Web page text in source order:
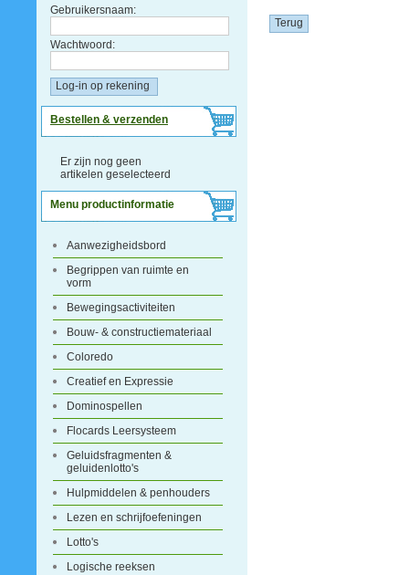
Gebruikersnaam:
Wachtwoord:
Bestellen & verzenden
Er zijn nog geen
artikelen geselecteerd
Menu productinformatie
Aanwezigheidsbord
Begrippen van ruimte en
vorm
Bewegingsactiviteiten
Bouw- & constructiemateriaal
Coloredo
Creatief en Expressie
Dominospellen
Flocards Leersysteem
Geluidsfragmenten &
geluidenlotto's
Hulpmiddelen & penhouders
Lezen en schrijfoefeningen
Lotto's
Logische reeksen
Terug